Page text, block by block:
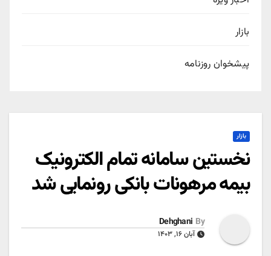
بازار
پیشخوان روزنامه
بازار
نخستین سامانه تمام الکترونیک
بیمه مرهونات بانکی رونمایی شد
By
Dehghani
آبان ۱۶, ۱۴۰۳